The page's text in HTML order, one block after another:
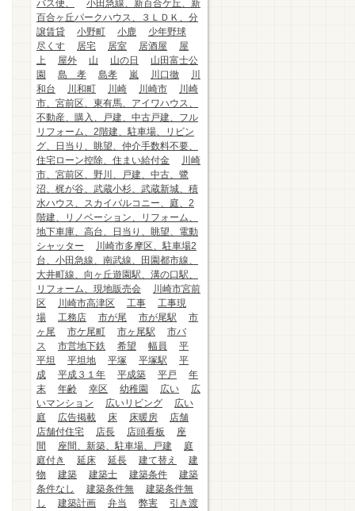
バス便、
小田急線、新百合ケ丘、新
百合ヶ丘パークハウス、３ＬＤＫ、分
譲賃貸
小野町 小鹿
少年野球
尽くす
居宅 居室 居酒屋
屋
上
屋外 山 山の日
山田富士公
園
島 孝 島孝 嵐 川口徹
川
和台
川和町 川崎 川崎市
川崎
市、宮前区、東有馬、アイワハウス、
不動産、購入、戸建、中古戸建、フル
リフォーム、2階建、駐車場、リビン
グ、日当り、眺望、仲介手数料不要、
住宅ローン控除、住まい給付金
川崎
市、宮前区、野川、戸建、中古、鷺
沼、梶が谷、武蔵小杉、武蔵新城、積
水ハウス、スカイバルコニー、庭、2
階建、リノベーション、リフォーム、
地下車庫、高台、日当り、眺望、電動
シャッター
川崎市多摩区、駐車場2
台、小田急線、南武線、田園都市線、
大井町線、向ヶ丘遊園駅、溝の口駅、
リフォーム、現地販売会
川崎市宮前
区
川崎市高津区 工事
工事現
場
工務店 市が尾 市が尾駅
市
ヶ尾
市ケ尾町 市ヶ尾駅
市バ
ス
市営地下鉄 希望 幅員
平
平坦
平坦地 平塚 平塚駅
平
成
平成３１年 平成築 平戸
年
末
年齢 幸区 幼稚園 広い
広
いマンション
広いリビング
広い
庭
広告掲載 床 床暖房
店舗
店舗付住宅
店長 店頭看板
座
間
座間、新築、駐車場、戸建
庭
庭付き
延床 延長 建て替え
建
物
建築 建築士 建築条件
建築
条件なし
建築条件無
建築条件無
し
建築計画 弁当 弊害
引き渡